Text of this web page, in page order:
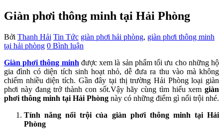
Giàn phơi thông minh tại Hải Phòng
Bởi Thanh Hải Tin Tức giàn phơi hải phòng, giàn phơi thông minh
tại hải phòng 0 Bình luận
Giàn phơi thông minh được xem là sản phẩm tối ưu cho những hộ
gia đình có diện tích sinh hoạt nhỏ, dễ đưa ra thu vào mà không
chiếm nhiều diện tích. Gần đây tại thị trường Hải Phòng loại giàn
phơi này đang trở thành con sốt.Vậy hãy cùng tìm hiểu xem giàn
phơi thông minh tại Hải Phòng này có những điểm gì nổi trội nhé.
Tính năng nổi trội của giàn phơi thông minh tại Hải
Phòng